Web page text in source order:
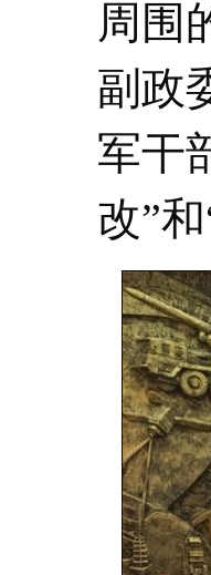
周围
副政
军干
改”